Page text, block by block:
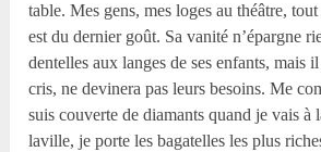
table. Mes gens, mes loges au théâtre,
est du dernier goût. Sa vanité n’épargne
dentelles aux langes de ses enfants, mais
cris, ne devinera pas leurs besoins. Me
suis couverte de diamants quand je vais à
laville, je porte les bagatelles les plus